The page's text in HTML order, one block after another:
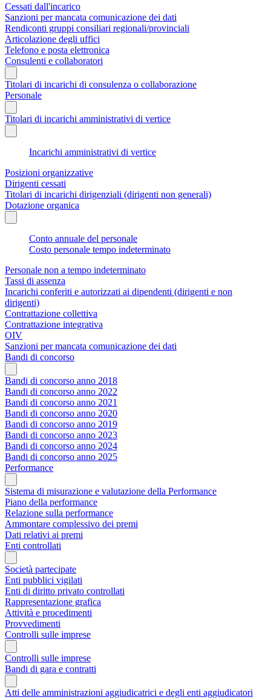
Cessati dall'incarico
Sanzioni per mancata comunicazione dei dati
Rendiconti gruppi consiliari regionali/provinciali
Articolazione degli uffici
Telefono e posta elettronica
Consulenti e collaboratori
Titolari di incarichi di consulenza o collaborazione
Personale
Titolari di incarichi amministrativi di vertice
Incarichi amministrativi di vertice
Posizioni organizzative
Dirigenti cessati
Titolari di incarichi dirigenziali (dirigenti non generali)
Dotazione organica
Conto annuale del personale
Costo personale tempo indeterminato
Personale non a tempo indeterminato
Tassi di assenza
Incarichi conferiti e autorizzati ai dipendenti (dirigenti e non
dirigenti)
Contrattazione collettiva
Contrattazione integrativa
OIV
Sanzioni per mancata comunicazione dei dati
Bandi di concorso
Bandi di concorso anno 2018
Bandi di concorso anno 2022
Bandi di concorso anno 2021
Bandi di concorso anno 2020
Bandi di concorso anno 2019
Bandi di concorso anno 2023
Bandi di concorso anno 2024
Bandi di concorso anno 2025
Performance
Sistema di misurazione e valutazione della Performance
Piano della performance
Relazione sulla performance
Ammontare complessivo dei premi
Dati relativi ai premi
Enti controllati
Società partecipate
Enti pubblici vigilati
Enti di diritto privato controllati
Rappresentazione grafica
Attività e procedimenti
Provvedimenti
Controlli sulle imprese
Controlli sulle imprese
Bandi di gara e contratti
Atti delle amministrazioni aggiudicatrici e degli enti aggiudicatori